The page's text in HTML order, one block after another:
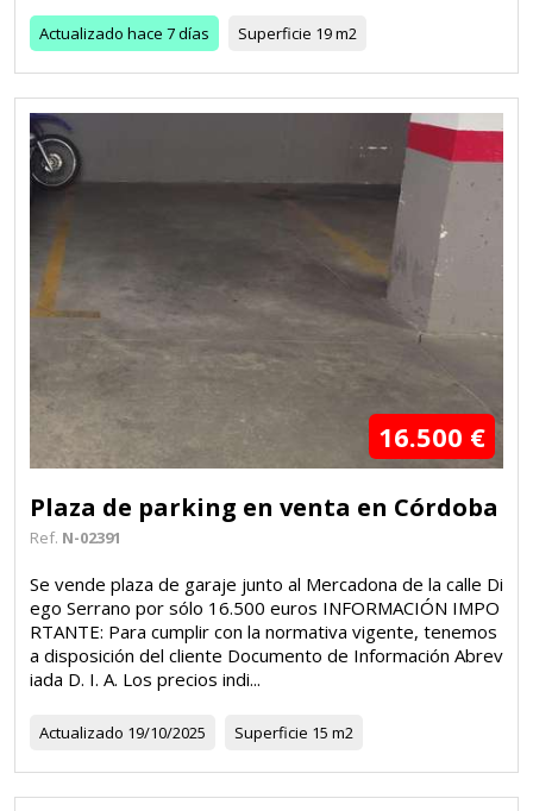
Actualizado hace 7 días Superficie 19 m2
16.500 €
Plaza de parking en venta en Córdoba
Ref. N-02391
Se vende plaza de garaje junto al Mercadona de la calle Di
ego Serrano por sólo 16.500 euros INFORMACIÓN IMPO
RTANTE: Para cumplir con la normativa vigente, tenemos
a disposición del cliente Documento de Información Abrev
iada D. I. A. Los precios indi...
Actualizado 19/10/2025 Superficie 15 m2